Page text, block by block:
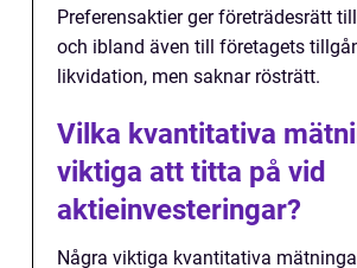
Preferensaktier ger företrädesrätt
och ibland även till företagets
likvidation, men saknar rösträtt.
Vilka kvantitativa
viktiga att titta på vid
aktieinvesteringar?
Några viktiga kvantitativa